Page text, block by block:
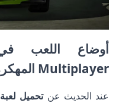
Multiplayer المهكرة للأندرويد:
عند الحديث عنتحميل لعبة Real Car Parking مهكرة